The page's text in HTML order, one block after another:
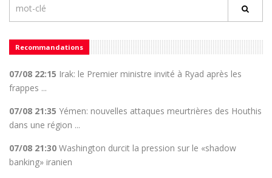
Recommandations
07/08 22:15 Irak: le Premier ministre invité à Ryad après les
frappes ...
07/08 21:35 Yémen: nouvelles attaques meurtrières des Houthis
dans une région ...
07/08 21:30 Washington durcit la pression sur le «shadow
banking» iranien